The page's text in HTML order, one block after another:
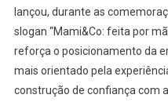
lançou, durante as
slogan “Mami&Co: feita por
reforça o posicionamento da
mais orientado pela
construção de confiança com